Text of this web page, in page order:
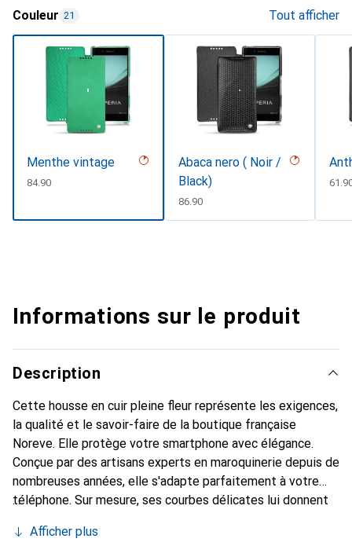
Couleur 21 Tout afficher
Menthe vintage
CHF
84.90
Abaca nero ( Noir /
Black)
CHF
86.90
CHF
Informations sur le produit
Description
Cette housse en cuir pleine fleur représente les exigences,
la qualité et le savoir-faire de la boutique française
Noreve. Elle protège votre smartphone avec élégance.
Conçue par des artisans experts en maroquinerie depuis de
nombreuses années, elle s'adapte parfaitement à votre
téléphone. Sur mesure, ses courbes délicates lui donnent
et indispensable de votre smartphone. Reconnaissance
Afficher plus